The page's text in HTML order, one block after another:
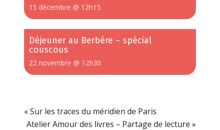
15 décembre @ 12h15
Déjeuner au Berbère – spécial
couscous
22 novembre @ 12h30
«Sur les traces du méridien de Paris
Atelier Amour des livres – Partage de lecture»